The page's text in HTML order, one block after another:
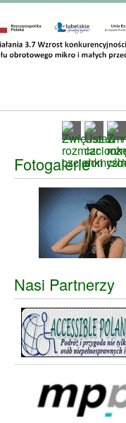
Fotogalerie
Nasi Partnerzy